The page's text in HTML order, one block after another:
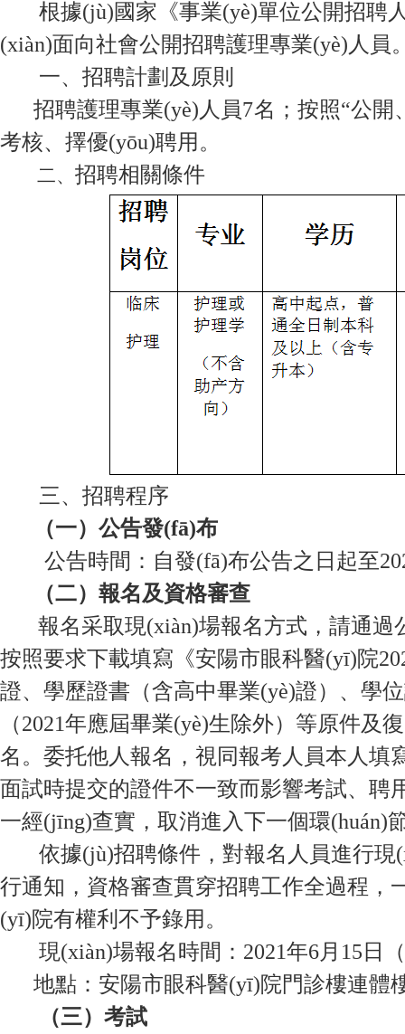
根據(jù)國家《事業(yè)單位公開招聘人
(xiàn)面向社會公開招聘護理專業(yè)人員
一、招聘計劃及原則
招聘護理專業(yè)人員7名； 按照“公開、
考核、擇優(yōu)聘用。
二、 招聘相關條件
三、招聘程序
（一）公告發(fā)布
公告時間：自發(fā)布公告之日起至
（二）報名及資格審查
報名采取現(xiàn)場報名方式，請
按照要求下載填寫《安陽市眼科醫(yī)院
證、學歷證書（含高中畢業(yè)證）、學
（2021年應屆畢業(yè)生除外）等原件及
名。委托他人報名，視同報考人員本
面試時提交的證件不一致而影響考試、聘用
一經(jīng)查實，取消進入下一個環(huán)節
依據(jù)招聘條件，對報名人員進
行通知，資格審查貫穿招聘工作全過程
(yī)院有權利不予錄用。
現(xiàn)場報名時間：2021年6月15日
地點：安陽市眼科醫(yī)院門診樓連體
（三）考試